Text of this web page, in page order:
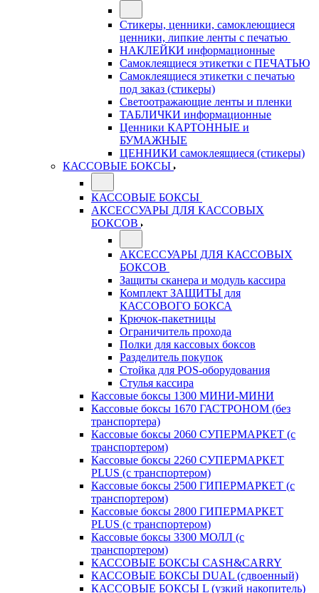
Стикеры, ценники, самоклеющиеся
ценники, липкие ленты с печатью
НАКЛЕЙКИ информационные
Самоклеящиеся этикетки с ПЕЧАТЬЮ
Самоклеящиеся этикетки с печатью
под заказ (стикеры)
Светоотражающие ленты и пленки
ТАБЛИЧКИ информационные
Ценники КАРТОННЫЕ и
БУМАЖНЫЕ
ЦЕННИКИ самоклеящиеся (стикеры)
КАССОВЫЕ БОКСЫ
КАССОВЫЕ БОКСЫ
АКСЕССУАРЫ ДЛЯ КАССОВЫХ
БОКСОВ
АКСЕССУАРЫ ДЛЯ КАССОВЫХ
БОКСОВ
Защиты сканера и модуль кассира
Комплект ЗАЩИТЫ для
КАССОВОГО БОКСА
Крючок-пакетницы
Ограничитель прохода
Полки для кассовых боксов
Разделитель покупок
Стойка для POS-оборудования
Стулья кассира
Кассовые боксы 1300 МИНИ-МИНИ
Кассовые боксы 1670 ГАСТРОНОМ (без
транспортера)
Кассовые боксы 2060 СУПЕРМАРКЕТ (с
транспортером)
Кассовые боксы 2260 СУПЕРМАРКЕТ
PLUS (с транспортером)
Кассовые боксы 2500 ГИПЕРМАРКЕТ (с
транспортером)
Кассовые боксы 2800 ГИПЕРМАРКЕТ
PLUS (с транспортером)
Кассовые боксы 3300 МОЛЛ (с
транспортером)
КАССОВЫЕ БОКСЫ CASH&CARRY
КАССОВЫЕ БОКСЫ DUAL (сдвоенный)
КАССОВЫЕ БОКСЫ L (узкий накопитель)